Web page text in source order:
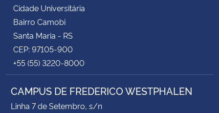
Cidade Universitária
Bairro Camobi
Santa Maria - RS
CEP: 97105-900
+55 (55) 3220-8000
CAMPUS DE FREDERICO WESTPHALEN
Linha 7 de Setembro, s/n